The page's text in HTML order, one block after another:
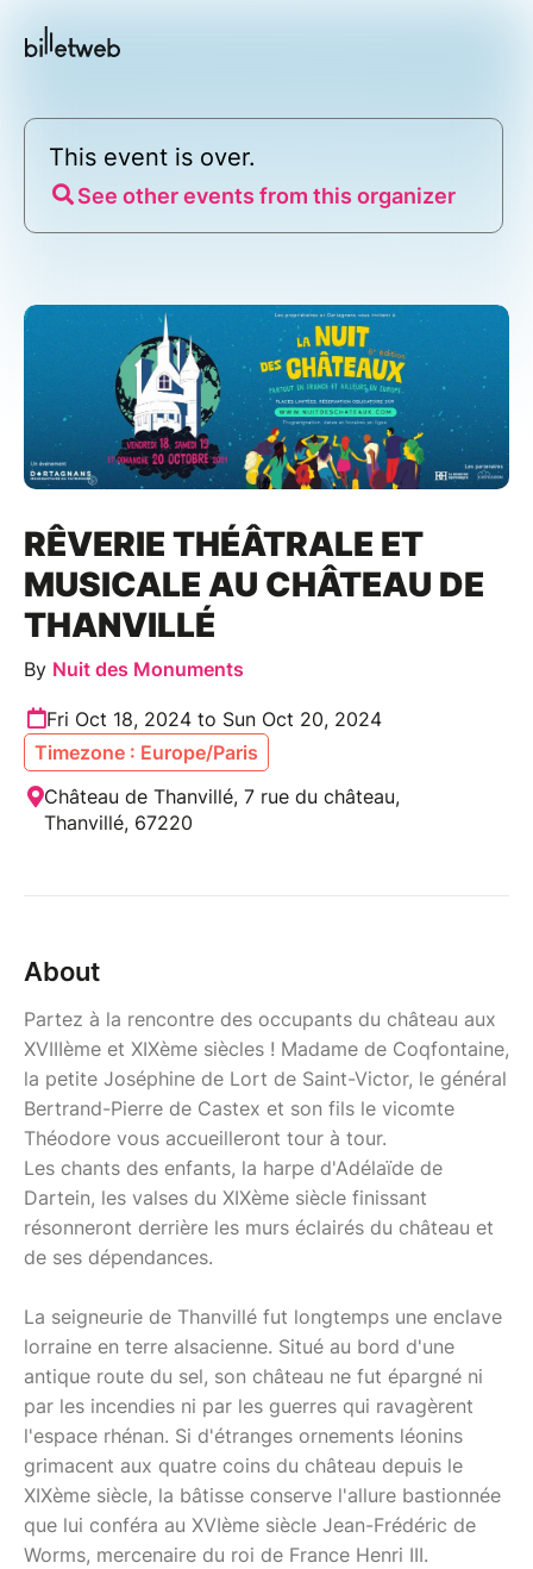
This event is over.
See other events from this organizer
RÊVERIE THÉÂTRALE ET
MUSICALE AU CHÂTEAU DE
THANVILLÉ
By Nuit des Monuments
Fri Oct 18, 2024 to Sun Oct 20, 2024
Timezone : Europe/Paris
Château de Thanvillé, 7 rue du château,
Thanvillé, 67220
About
Partez à la rencontre des occupants du château aux
XVIIIème et XIXème siècles ! Madame de Coqfontaine,
la petite Joséphine de Lort de Saint-Victor, le général
Bertrand-Pierre de Castex et son fils le vicomte
Théodore vous accueilleront tour à tour.
Les chants des enfants, la harpe d'Adélaïde de
Dartein, les valses du XIXème siècle finissant
résonneront derrière les murs éclairés du château et
de ses dépendances.
La seigneurie de Thanvillé fut longtemps une enclave
lorraine en terre alsacienne. Situé au bord d'une
antique route du sel, son château ne fut épargné ni
par les incendies ni par les guerres qui ravagèrent
l'espace rhénan. Si d'étranges ornements léonins
grimacent aux quatre coins du château depuis le
XIXème siècle, la bâtisse conserve l'allure bastionnée
que lui conféra au XVIème siècle Jean-Frédéric de
Worms, mercenaire du roi de France Henri III.